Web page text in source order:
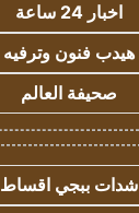
اخبار 24 ساعة
هيدب فنون وترفيه
صحيفة العالم
شدات ببجي اقساط